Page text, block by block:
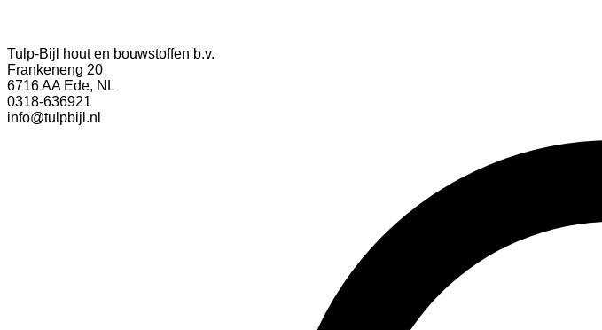
Tulp-Bijl hout en bouwstoffen b.v.
Frankeneng 20
6716 AA Ede, NL
0318-636921
info@tulpbijl.nl